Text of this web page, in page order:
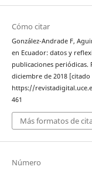
Cómo citar
González-Andrade F,
en Ecuador: datos y
publicaciones periódicas.
diciembre de 2018
https://
461
Más formatos de
Número